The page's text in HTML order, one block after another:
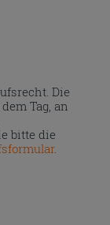
Die
Tag, an
bitte die
.